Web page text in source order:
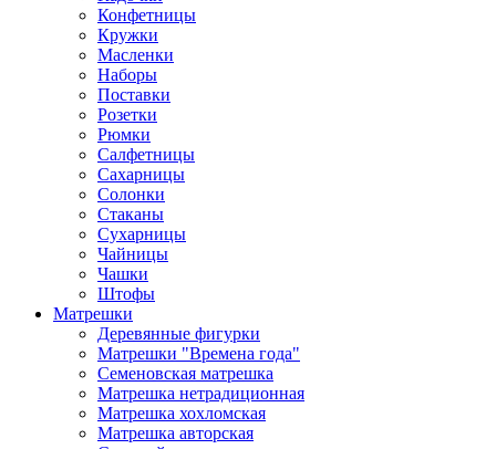
Конфетницы
Кружки
Масленки
Наборы
Поставки
Розетки
Рюмки
Салфетницы
Сахарницы
Солонки
Стаканы
Сухарницы
Чайницы
Чашки
Штофы
Матрешки
Деревянные фигурки
Матрешки "Времена года"
Семеновская матрешка
Матрешка нетрадиционная
Матрешка хохломская
Матрешка авторская